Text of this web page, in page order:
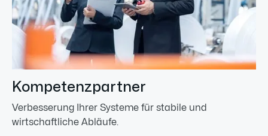
Kompetenzpartner
Verbesserung Ihrer Systeme für stabile und
wirtschaftliche Abläufe.